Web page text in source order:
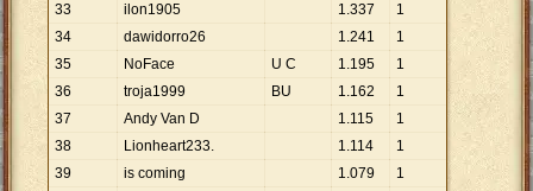
33
ilon1905 1.337
1
34
dawidorro26 1.241
1
35
NoFace U C 1.195
1
36
troja1999 BU 1.162
1
37
Andy Van D 1.115
1
38
Lionheart233. 1.114
1
39
is coming 1.079
1